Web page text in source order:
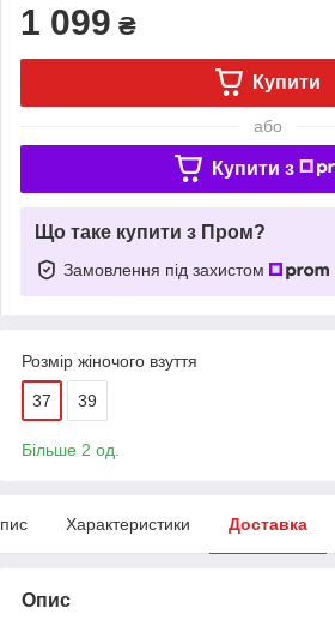
1 099 ₴
Купити
або
Купити з
Що таке купити з Пром?
Замовлення під захистом
Розмір жіночого взуття
37 39
Більше 2 од.
Характеристики Доставка
Опис